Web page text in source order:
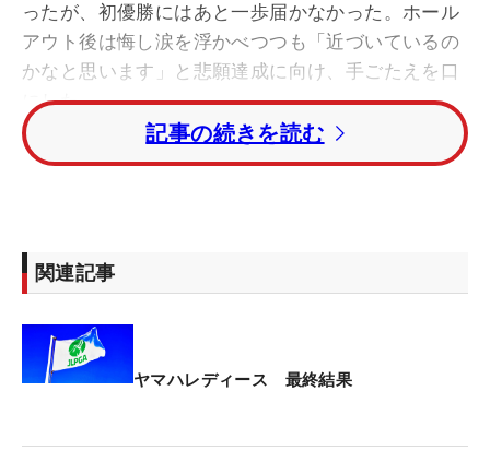
ったが、初優勝にはあと一歩届かなかった。ホール
アウト後は悔し涙を浮かべつつも「近づいているの
かなと思います」と悲願達成に向け、手ごたえを口
にした。
最終18番パー5、グリーン手前のバンカーから30ヤ
ホールアウトした小祝さくらとのプレーオフ。「完
ぺきだった？」という問いかけに竹田は「はい」と
同じ最終組でプレーした川岸史果、穴井詩は序盤で
記事の続きを読む
関連記事
ヤマハレディース 最終結果